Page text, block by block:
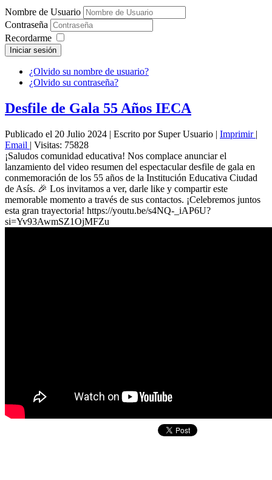
Nombre de Usuario
Contraseña
Recordarme
Iniciar sesión
¿Olvido su nombre de usuario?
¿Olvido su contraseña?
Desfile de Gala 55 Años IECA
Publicado el 20 Julio 2024 | Escrito por Super Usuario | Imprimir |
Email | Visitas: 75828
¡Saludos comunidad educativa! Nos complace anunciar el
lanzamiento del video resumen del espectacular desfile de gala en
conmemoración de los 55 años de la Institución Educativa Ciudad
de Asís. 🎉 Los invitamos a ver, darle like y compartir este
memorable momento a través de sus contactos. ¡Celebremos juntos
esta gran trayectoria! https://youtu.be/s4NQ-_iAP6U?
si=Yv93AwmSZ1OjMFZu